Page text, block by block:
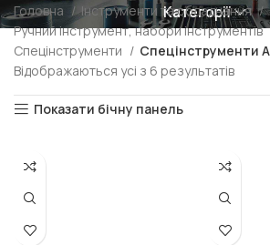
Категорії
Головна
Інструменти та обладнання
Ручний інструмент, набори інструментів
Спецінструменти
Спецінструменти
Відображаються усі з 6 результатів
Показати бічну панель